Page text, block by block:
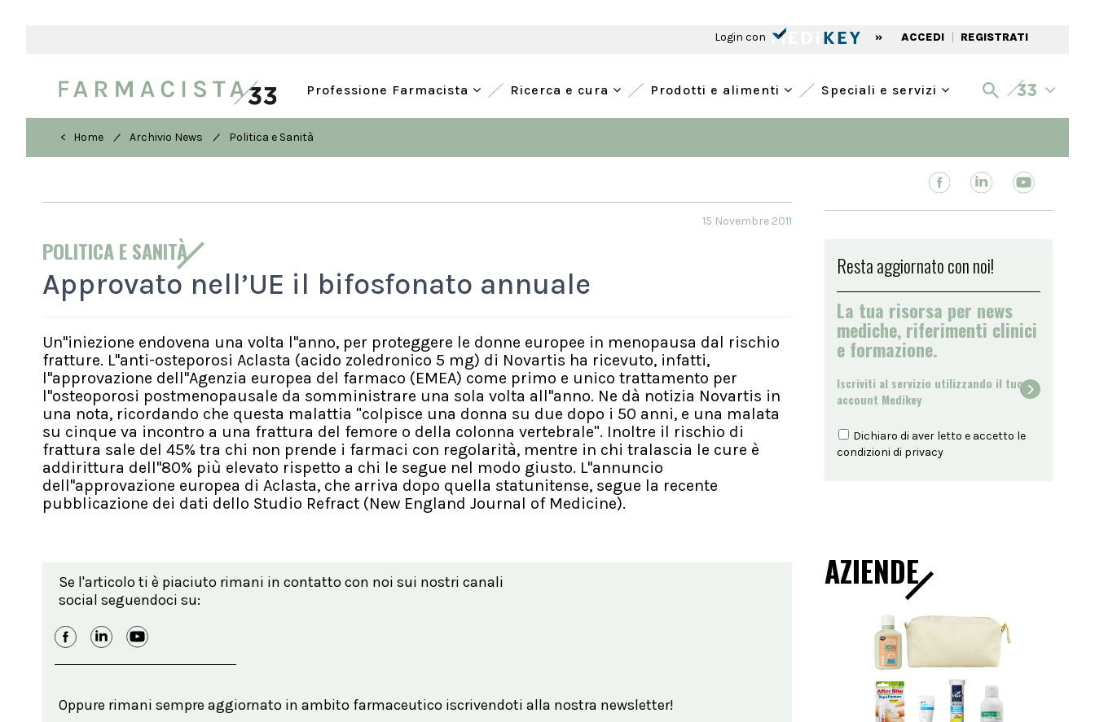
Login con » ACCEDI | REGISTRATI
Professione Farmacista Ricerca e cura Prodotti e alimenti Speciali e servizi
< Home / Archivio News / Politica e Sanità
POLITICA E SANITÀ
15 Novembre 2011
Approvato nell’UE il bifosfonato annuale
Un''iniezione endovena una volta l''anno, per proteggere le donne europee in menopausa dal rischio
fratture. L''anti-osteporosi Aclasta (acido zoledronico 5 mg) di Novartis ha ricevuto, infatti,
l''approvazione dell''Agenzia europea del farmaco (EMEA) come primo e unico trattamento per
l''osteoporosi postmenopausale da somministrare una sola volta all''anno. Ne dà notizia Novartis in
una nota, ricordando che questa malattia "colpisce una donna su due dopo i 50 anni, e una malata
su cinque va incontro a una frattura del femore o della colonna vertebrale". Inoltre il rischio di
frattura sale del 45% tra chi non prende i farmaci con regolarità, mentre in chi tralascia le cure è
addirittura dell''80% più elevato rispetto a chi le segue nel modo giusto. L''annuncio
dell''approvazione europea di Aclasta, che arriva dopo quella statunitense, segue la recente
pubblicazione dei dati dello Studio Refract (New England Journal of Medicine).
Se l'articolo ti è piaciuto rimani in contatto con noi sui nostri canali
social seguendoci su:
Oppure rimani sempre aggiornato in ambito farmaceutico iscrivendoti alla nostra newsletter!
Resta aggiornato con noi!
La tua risorsa per news
mediche, riferimenti clinici
e formazione.
Iscriviti al servizio utilizzando il tuo
account Medikey
Dichiaro di aver letto e accetto le
condizioni di privacy
AZIENDE